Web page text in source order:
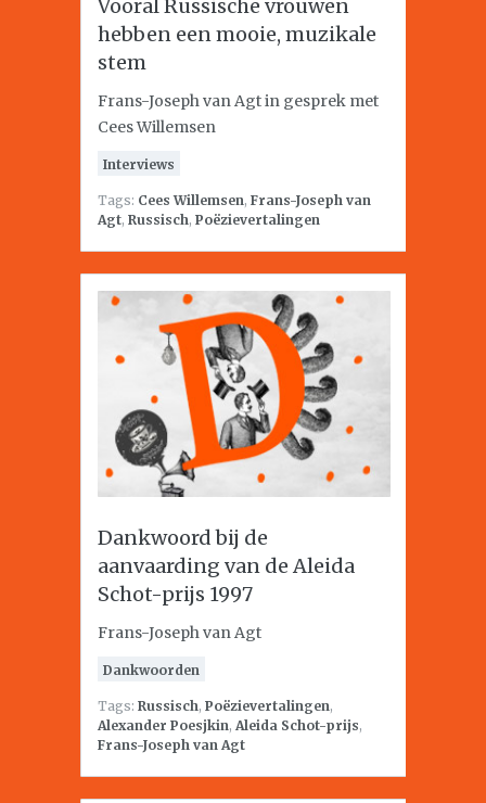
Vooral Russische vrouwen
hebben een mooie, muzikale
stem
Frans-Joseph van Agt in gesprek met
Cees Willemsen
Interviews
Tags: Cees Willemsen, Frans-Joseph van
Agt, Russisch, Poëzievertalingen
Dankwoord bij de
aanvaarding van de Aleida
Schot-prijs 1997
Frans-Joseph van Agt
Dankwoorden
Tags: Russisch, Poëzievertalingen,
Alexander Poesjkin, Aleida Schot-prijs,
Frans-Joseph van Agt